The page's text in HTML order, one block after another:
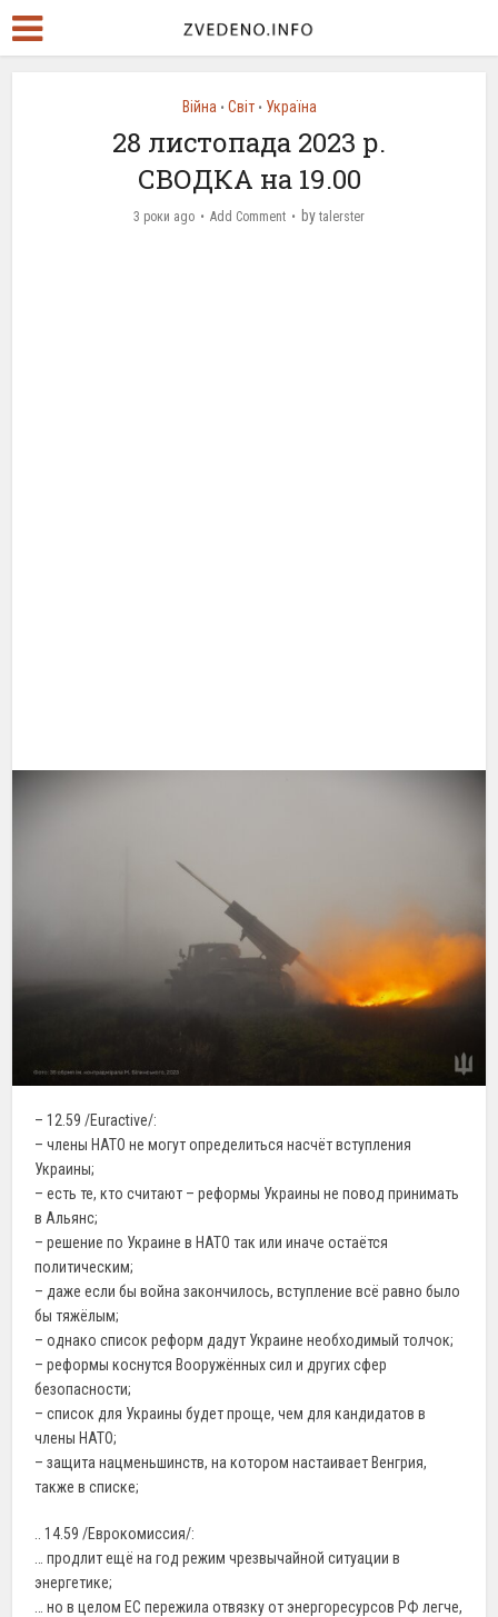
Війна • Світ • Україна
28 листопада 2023 р.
СВОДКА на 19.00
3 роки ago Add Comment by talerster
– 12.59 /Euractive/:
– члены НАТО не могут определиться насчёт вступления
Украины;
– есть те, кто считают – реформы Украины не повод принимать
в Альянс;
– решение по Украине в НАТО так или иначе остаётся
политическим;
– даже если бы война закончилось, вступление всё равно было
бы тяжёлым;
– однако список реформ дадут Украине необходимый толчок;
– реформы коснутся Вооружённых сил и других сфер
безопасности;
– список для Украины будет проще, чем для кандидатов в
члены НАТО;
– защита нацменьшинств, на котором настаивает Венгрия,
также в списке;
.. 14.59 /Еврокомиссия/:
… продлит ещё на год режим чрезвычайной ситуации в
энергетике;
… но в целом ЕС пережила отвязку от энергоресурсов РФ легче,